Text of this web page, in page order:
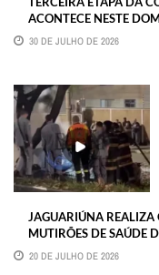
ACONTECE NESTE
30 DE JULHO DE 2026
JAGUARIÚNA REALIZA
MUTIRÕES DE SAÚDE
20 DE JULHO DE 2026